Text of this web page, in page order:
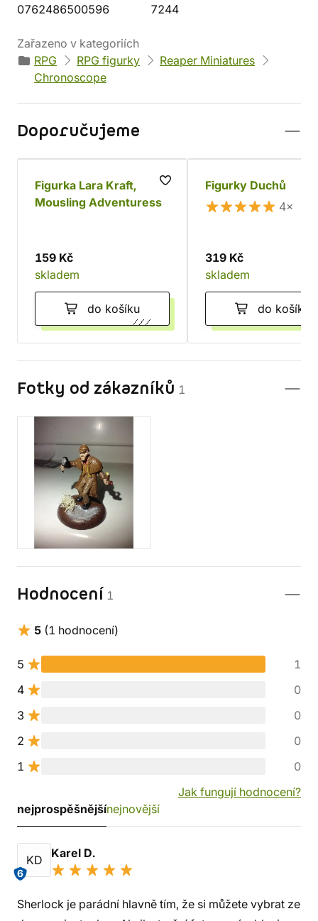
0762486500596
7244
Zařazeno v kategoriích
RPG
RPG figurky
Reaper Miniatures
Chronoscope
Doporučujeme
Figurka Lara Kraft,
Mousling Adventuress
159 Kč
skladem
do košíku
Figurky Duchů
4×
319 Kč
skladem
do košíku
Fotky od zákazníků 1
Hodnocení 1
5 (1 hodnocení)
5
1
4
0
3
0
2
0
1
0
Jak fungují hodnocení?
nejprospěšnějšínejnovější
KD
6
Karel D.
Sherlock je parádní hlavně tím, že si můžete vybrat ze